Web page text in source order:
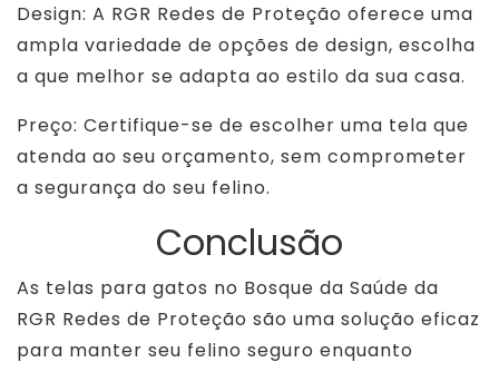
Design: A RGR Redes de Proteção oferece uma
ampla variedade de opções de design, escolha
a que melhor se adapta ao estilo da sua casa.
Preço: Certifique-se de escolher uma tela que
atenda ao seu orçamento, sem comprometer
a segurança do seu felino.
Conclusão
As telas para gatos no Bosque da Saúde da
RGR Redes de Proteção são uma solução eficaz
para manter seu felino seguro enquanto